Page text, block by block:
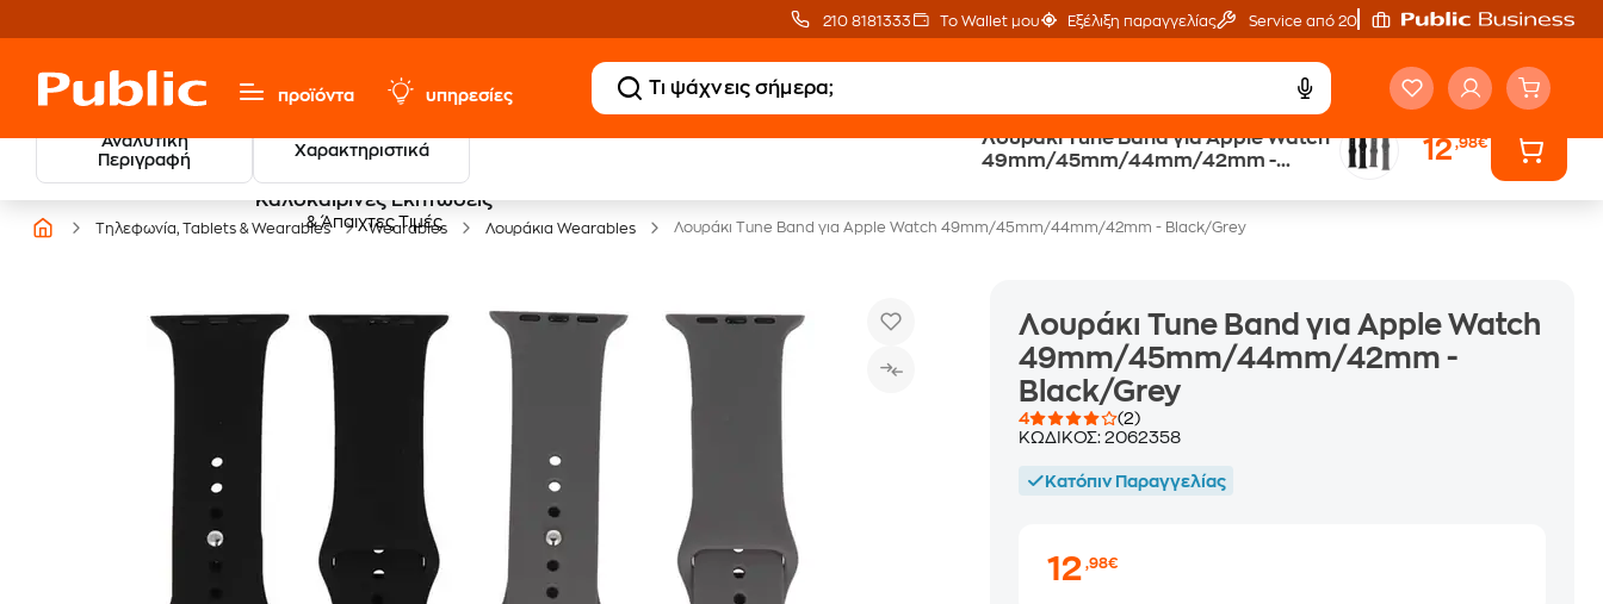
210 8181333 Το Wallet μου Εξέλιξη παραγγελίας Service από 20'
προϊόντα υπηρεσίες
Αναλυτική
Περιγραφή
Χαρακτηριστικά
Λουράκι Tune Band για Apple Watch
49mm/45mm/44mm/42mm -
12,98€
Καλοκαιρινές Εκπτώσεις
& Άπαιχτες Τιμές
Δωρεάν BoxNow Trade & Save
Τηλεφωνία, Tablets & Wearables Wearables Λουράκια Wearables Λουράκι Tune Band για Apple Watch 49mm/45mm/44mm/42mm - Black/Grey
Λουράκι Tune Band για Apple Watch
49mm/45mm/44mm/42mm -
Black/Grey
4
(2)
ΚΩΔΙΚΟΣ:2062358
Κατόπιν Παραγγελίας
12,98€